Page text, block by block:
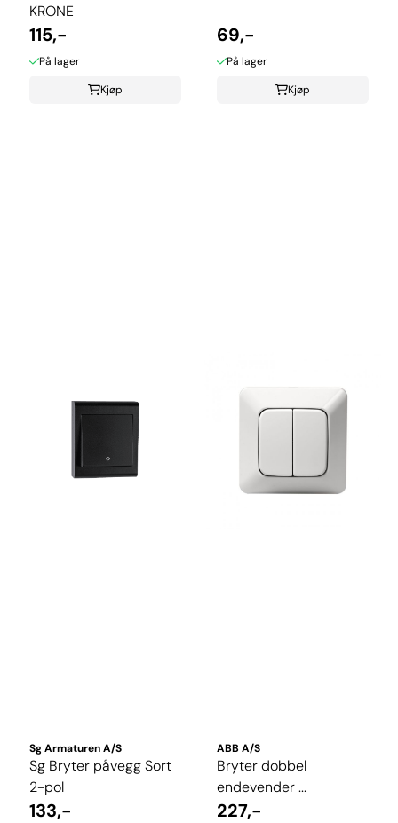
KRONE
115,-
På lager
Kjøp
69,-
På lager
Kjøp
Sg Armaturen A/S
Sg Bryter påvegg Sort
2-pol
133,-
ABB A/S
Bryter dobbel
endevender ...
227,-